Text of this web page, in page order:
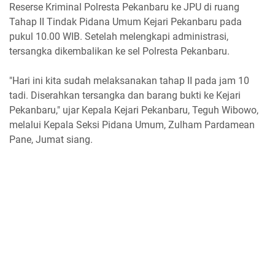
Reserse Kriminal Polresta Pekanbaru ke JPU di ruang
Tahap II Tindak Pidana Umum Kejari Pekanbaru pada
pukul 10.00 WIB. Setelah melengkapi administrasi,
tersangka dikembalikan ke sel Polresta Pekanbaru.
"Hari ini kita sudah melaksanakan tahap II pada jam 10
tadi. Diserahkan tersangka dan barang bukti ke Kejari
Pekanbaru," ujar Kepala Kejari Pekanbaru, Teguh Wibowo,
melalui Kepala Seksi Pidana Umum, Zulham Pardamean
Pane, Jumat siang.